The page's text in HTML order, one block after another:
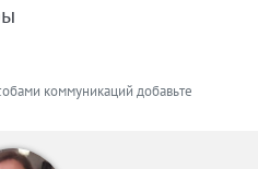
коммуникаций добавьте